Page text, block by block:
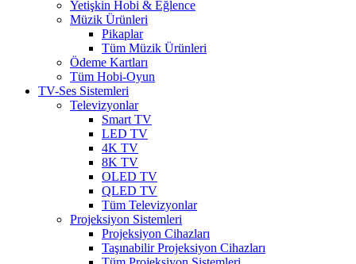
Yetişkin Hobi & Eğlence
Müzik Ürünleri
Pikaplar
Tüm Müzik Ürünleri
Ödeme Kartları
Tüm Hobi-Oyun
TV-Ses Sistemleri
Televizyonlar
Smart TV
LED TV
4K TV
8K TV
OLED TV
QLED TV
Tüm Televizyonlar
Projeksiyon Sistemleri
Projeksiyon Cihazları
Taşınabilir Projeksiyon Cihazları